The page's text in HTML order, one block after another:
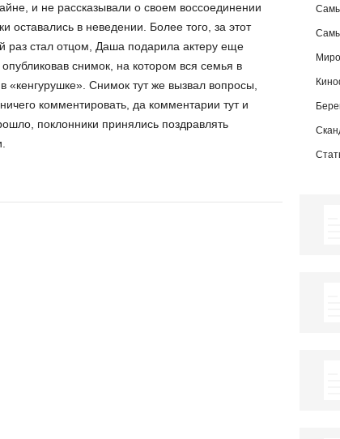
и не рассказывали о своем воссоединении
оставались в неведении. Более того, за этот
раз стал отцом, Даша подарила актеру еще
снимок, на котором вся семья в
Снимок тут же вызвал вопросы,
комментировать, да комментарии тут и
поклонники принялись поздравлять